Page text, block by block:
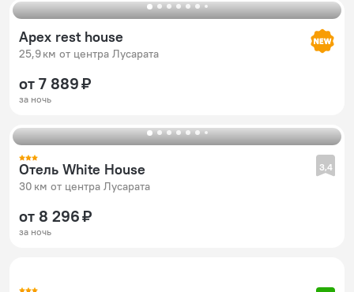
Apex rest house
25,9 км от центра Лусарата
от 7 889 ₽
за ночь
Отель White House
30 км от центра Лусарата
3,4
от 8 296 ₽
за ночь